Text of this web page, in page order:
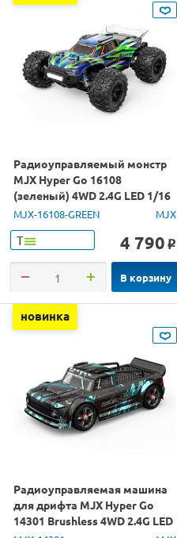
Радиоуправляемый монстр
MJX Hyper Go 16108
(зеленый) 4WD 2.4G LED 1/16
RTR
MJX-16108-GREEN MJX
Т 4 790 o
В корзину
новинка
Радиоуправляемая машина
для дрифта MJX Hyper Go
14301 Brushless 4WD 2.4G LED